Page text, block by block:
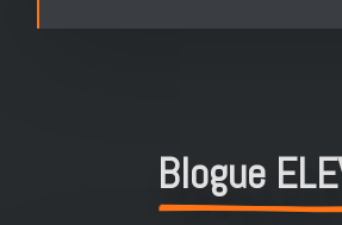
Blogue